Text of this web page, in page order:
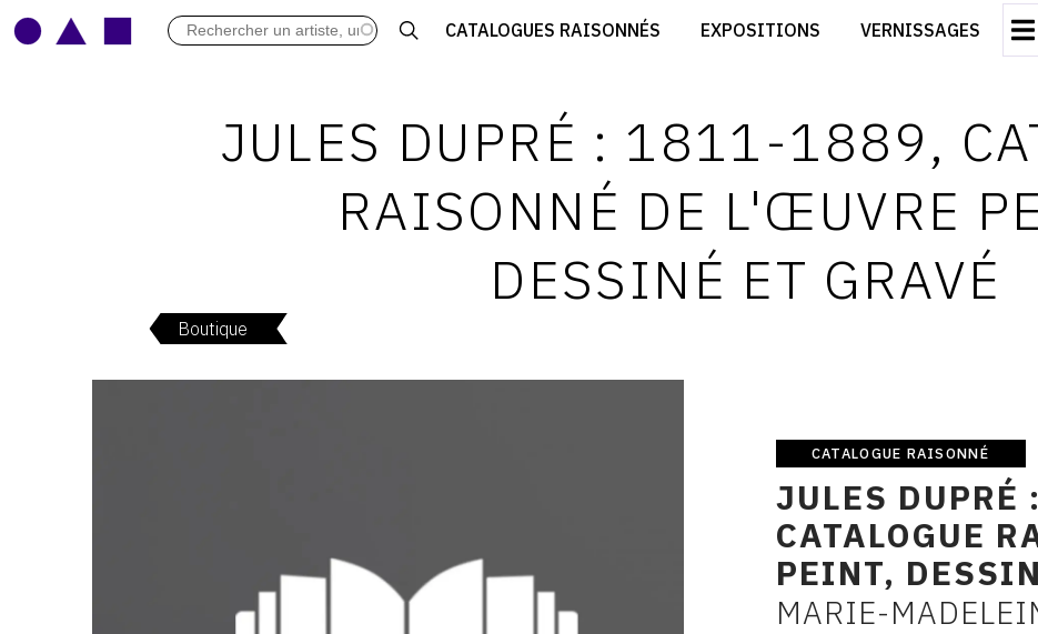
CATALOGUES RAISONNÉS EXPOSITIONS VERNISSAGES
ARCHIVES DES EXPOSITIONS
LEXIQUE ARTISTIQUE
CRÉER SON CATALOGUE D'EXPO
JULES DUPRÉ : 1811-1889,
RAISONNÉ DE L'ŒUVRE
DESSINÉ ET GRAVÉ
Boutique
Catalogue
raisonné
CATALOGUE RAISONNÉ
JULES
CATALOGUE
PEINT,
AUTEUR
MARIE-